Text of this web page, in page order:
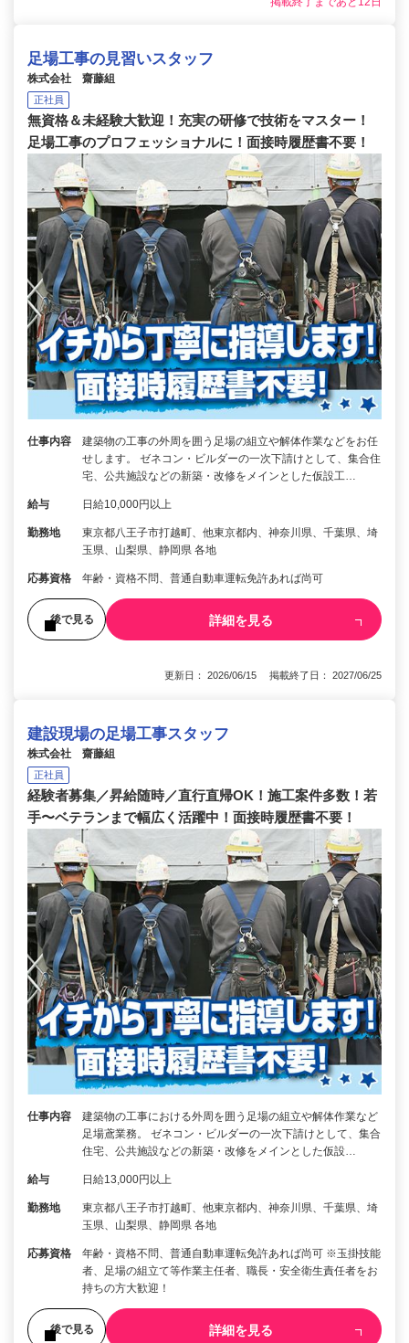
足場工事の見習いスタッフ
株式会社 齋藤組
正社員
無資格＆未経験大歓迎！充実の研修で技術をマスター！
足場工事のプロフェッショナルに！面接時履歴書不要！
仕事内容
建築物の工事の外周を囲う足場の組立や解体作業などをお任
せします。 ゼネコン・ビルダーの一次下請けとして、集合住
宅、公共施設などの新築・改修をメインとした仮設工…
給与 日給10,000円以上
勤務地
東京都八王子市打越町、他東京都内、神奈川県、千葉県、埼
玉県、山梨県、静岡県 各地
応募資格 年齢・資格不問、普通自動車運転免許あれば尚可
後で見る 詳細を見る
更新日： 2026/06/15 掲載終了日： 2027/06/25
建設現場の足場工事スタッフ
株式会社 齋藤組
正社員
経験者募集／昇給随時／直行直帰OK！施工案件多数！若
手〜ベテランまで幅広く活躍中！面接時履歴書不要！
仕事内容
建築物の工事における外周を囲う足場の組立や解体作業など
足場鳶業務。 ゼネコン・ビルダーの一次下請けとして、集合
住宅、公共施設などの新築・改修をメインとした仮設…
給与 日給13,000円以上
勤務地
東京都八王子市打越町、他東京都内、神奈川県、千葉県、埼
玉県、山梨県、静岡県 各地
応募資格
年齢・資格不問、普通自動車運転免許あれば尚可 ※玉掛技能
者、足場の組立て等作業主任者、職長・安全衛生責任者をお
持ちの方大歓迎！
後で見る 詳細を見る